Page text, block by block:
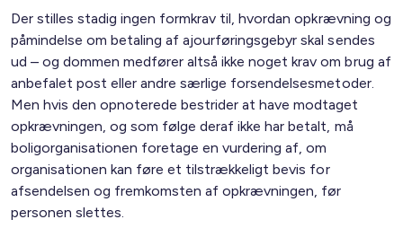
Der stilles stadig ingen formkrav til, hvordan opkrævning og
påmindelse om betaling af ajourføringsgebyr skal sendes
ud – og dommen medfører altså ikke noget krav om brug af
anbefalet post eller andre særlige forsendelsesmetoder.
Men hvis den opnoterede bestrider at have modtaget
opkrævningen, og som følge deraf ikke har betalt, må
boligorganisationen foretage en vurdering af, om
organisationen kan føre et tilstrækkeligt bevis for
afsendelsen og fremkomsten af opkrævningen, før
personen slettes.